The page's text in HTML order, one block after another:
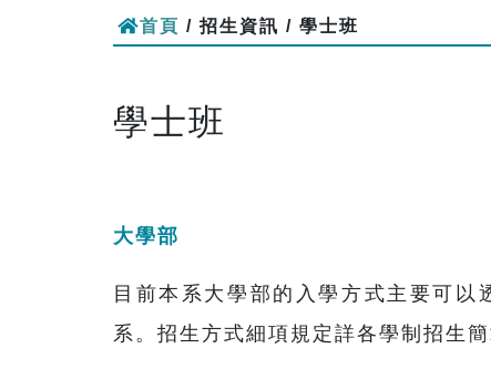
首頁 / 招生資訊 / 學士班
學士班
大學部
目前本系大學部的入學方式主要可
系。招生方式細項規定詳各學制招生